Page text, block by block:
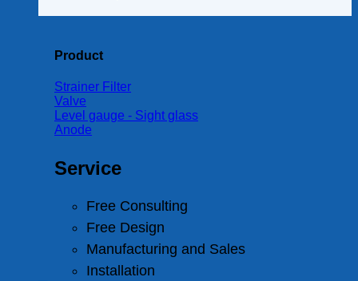
Product
Strainer Filter
Valve
Level gauge - Sight glass
Anode
Service
Free Consulting
Free Design
Manufacturing and Sales
Installation